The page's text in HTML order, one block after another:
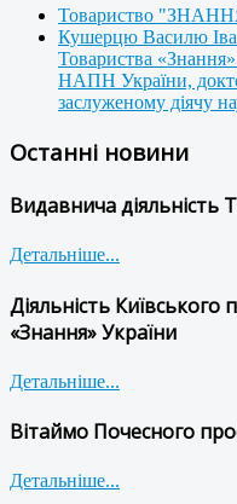
Товариство
Кушерцю Василю
Товариства
НАПН України,
заслуженому діячу
Останні новини
Видавнича діяльність
Детальніше...
Діяльність
«Знання» України
Детальніше...
Вітаймо Почесного
Детальніше...